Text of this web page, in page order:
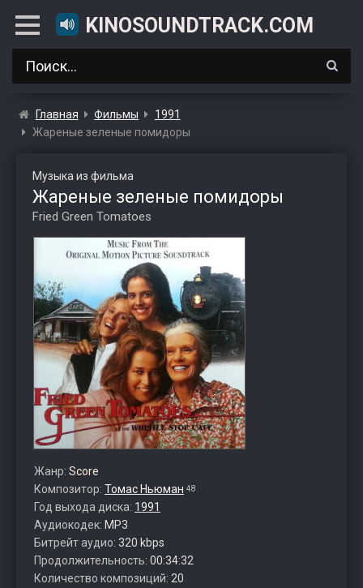
KINOSOUNDTRACK.COM
Главная Фильмы
1991
Жареные зеленые помидоры
Музыка из фильма
Жареные зеленые помидоры
Fried Green Tomatoes
Жанр: Score
Композитор: Томас Ньюман 48
Год выхода диска: 1991
Аудиокодек: MP3
Битрейт аудио: 320 kbps
Продолжительность: 00:34:32
Количество композиций: 20